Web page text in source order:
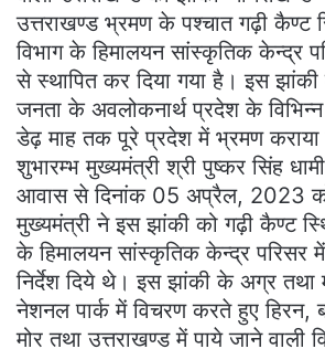
उत्तराखण्ड भ्रमण के पश्चात गढ़ी कैण्ट
विभाग के हिमालयन सांस्कृतिक केन्द्र
से स्थापित कर दिया गया है। इस
जनता के अवलोकनार्थ प्रदेश के विभिन्न
डेढ़ माह तक पूरे प्रदेश में भ्रमण कराया
शुभारम्भ मुख्यमंत्री श्री पुष्कर सिंह धामी
आवास से दिनांक 05 अप्रैल, 2023 को
मुख्यमंत्री ने इस झांकी को गढ़ी कैण्ट
के हिमालयन सांस्कृतिक केन्द्र परिसर
निर्देश दिये थे। इस झांकी के अग्र तथा
नेशनल पार्क में विचरण करते हुए हिरन,
मोर तथा उत्तराखण्ड में पाये जाने वाली